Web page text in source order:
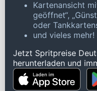
Kartenansicht
geöffnet“,
oder
und vieles mehr!
Jetzt Spritpreise
herunterladen und